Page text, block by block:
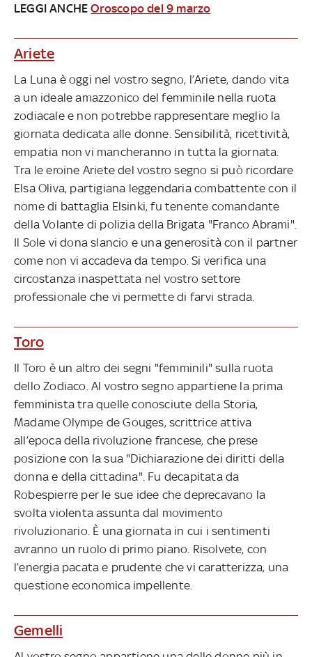
LEGGI ANCHE Oroscopo del 9 marzo
Ariete
La Luna è oggi nel vostro segno, l’Ariete, dando vita
a un ideale amazzonico del femminile nella ruota
zodiacale e non potrebbe rappresentare meglio la
giornata dedicata alle donne. Sensibilità, ricettività,
empatia non vi mancheranno in tutta la giornata.
Tra le eroine Ariete del vostro segno si può ricordare
Elsa Oliva, partigiana leggendaria combattente con il
nome di battaglia Elsinki, fu tenente comandante
della Volante di polizia della Brigata "Franco Abrami".
Il Sole vi dona slancio e una generosità con il partner
come non vi accadeva da tempo. Si verifica una
circostanza inaspettata nel vostro settore
professionale che vi permette di farvi strada.
Toro
Il Toro è un altro dei segni "femminili" sulla ruota
dello Zodiaco. Al vostro segno appartiene la prima
femminista tra quelle conosciute della Storia,
Madame Olympe de Gouges, scrittrice attiva
all’epoca della rivoluzione francese, che prese
posizione con la sua "Dichiarazione dei diritti della
donna e della cittadina". Fu decapitata da
Robespierre per le sue idee che deprecavano la
svolta violenta assunta dal movimento
rivoluzionario. È una giornata in cui i sentimenti
avranno un ruolo di primo piano. Risolvete, con
l’energia pacata e prudente che vi caratterizza, una
questione economica impellente.
Gemelli